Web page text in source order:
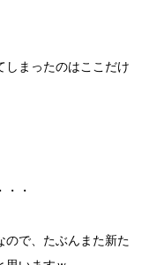
しまったのはここだけ
・
ので、たぶんまた新た